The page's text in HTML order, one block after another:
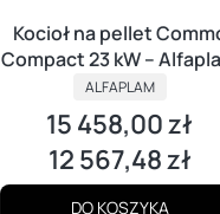
Kocioł na pellet Commo
Compact 23 kW –
ALFAPLAM
Cena
15 458,00 zł
Cena
12 567,48 zł
DO KOSZYKA